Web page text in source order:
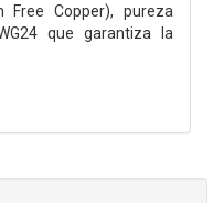
Free Copper), pureza
que garantiza la